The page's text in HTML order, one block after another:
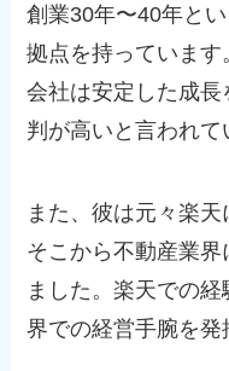
創業30年〜40年と
拠点を持っていま
会社は安定した成
判が高いと言われて
また、彼は元々楽天
そこから不動産業界
ました。楽天での
界での経営手腕を発